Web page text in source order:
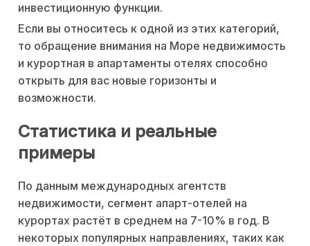
инвестиционную функции.
Если вы относитесь к одной из этих категорий,
то обращение внимания на Море недвижимость
и курортная в апартаменты отелях способно
открыть для вас новые горизонты и
возможности.
Статистика и реальные
примеры
По данным международных агентств
недвижимости, сегмент апарт-отелей на
курортах растёт в среднем на 7-10% в год. В
некоторых популярных направлениях, таких как